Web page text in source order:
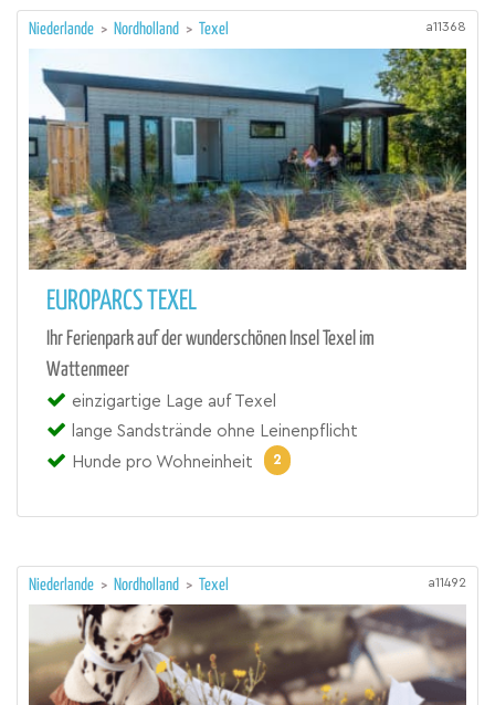
Niederlande > Nordholland > Texel a11368
EUROPARCS TEXEL
Ihr Ferienpark auf der wunderschönen Insel Texel im
Wattenmeer
einzigartige Lage auf Texel
lange Sandstrände ohne Leinenpflicht
Hunde pro Wohneinheit
2
Niederlande > Nordholland > Texel a11492